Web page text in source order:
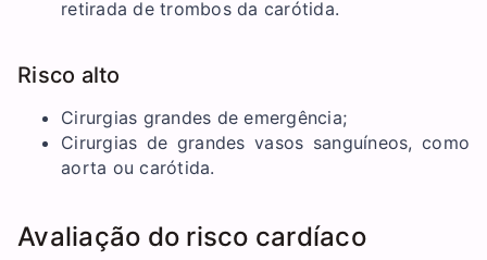
retirada de trombos da carótida.
Risco alto
Cirurgias grandes de emergência;
Cirurgias de grandes vasos sanguíneos, como
aorta ou carótida.
Avaliação do risco cardíaco